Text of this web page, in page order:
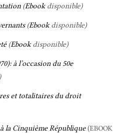
(Ebookdisponible)
(Ebookdisponible)
(Ebookdisponible)
à l’occasion du 50e
et totalitaires du droit
la Cinquième République (EBOOK